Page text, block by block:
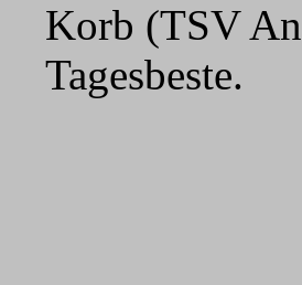
Korb (TSV
Tagesbeste.